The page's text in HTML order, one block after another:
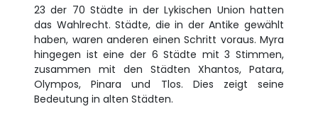
23 der 70 Städte in der Lykischen Union hatten
das Wahlrecht. Städte, die in der Antike gewählt
haben, waren anderen einen Schritt voraus. Myra
hingegen ist eine der 6 Städte mit 3 Stimmen,
zusammen mit den Städten Xhantos, Patara,
Olympos, Pinara und Tlos. Dies zeigt seine
Bedeutung in alten Städten.